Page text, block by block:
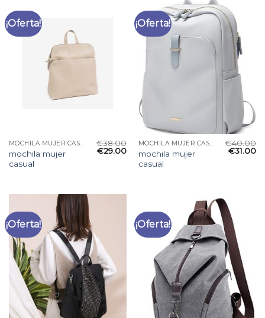
¡Oferta!
MOCHILA MUJER CASUAL
mochila mujer
casual
€38.00
€29.00
¡Oferta!
MOCHILA MUJER CASUAL
mochila mujer
casual
€40.00
€31.00
¡Oferta! ¡Oferta!